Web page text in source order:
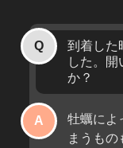
到着した
した。
か？
牡蠣によ
まうも